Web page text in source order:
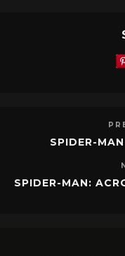
SPIDER-
SPIDER-MAN: